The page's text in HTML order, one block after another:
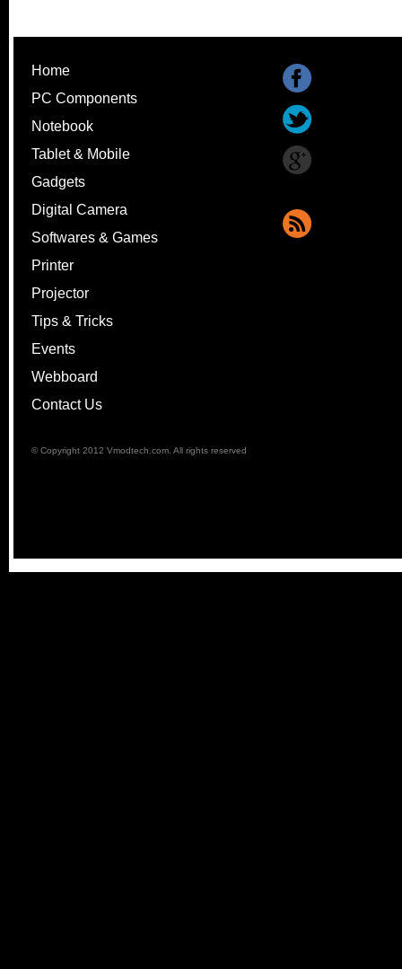
Home
PC Components
Notebook
Tablet & Mobile
Gadgets
Digital Camera
Softwares & Games
Printer
Projector
Tips & Tricks
Events
Webboard
Contact Us
© Copyright 2012 Vmodtech.com. All rights reserved